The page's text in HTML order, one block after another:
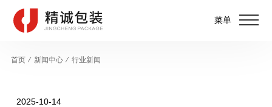
菜单
首页⁄ 新闻中心⁄ 行业新闻
2025-10-14